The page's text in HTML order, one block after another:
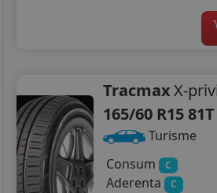
TracmaxX-
165/60 R15 81T
Turisme
Consum
C
Aderenta C